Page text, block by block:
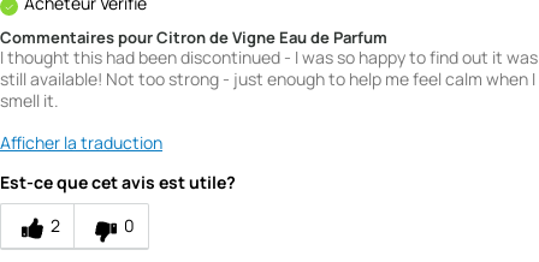
Commentaires pour Citron de Vigne Eau de Parfum
I thought this had been discontinued - I was so happy to find out it was
still available! Not too strong - just enough to help me feel calm when I
smell it.
Afficher la traduction
Est-ce que cet avis est utile?
2
0